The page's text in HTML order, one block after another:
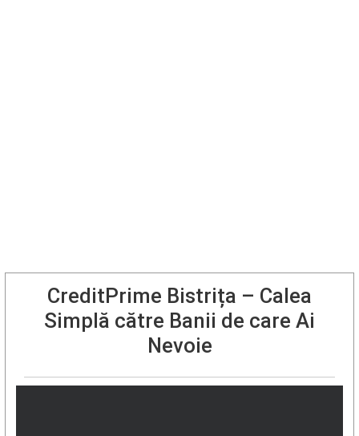
CreditPrime Bistrița – Calea
Simplă către Banii de care Ai
Nevoie